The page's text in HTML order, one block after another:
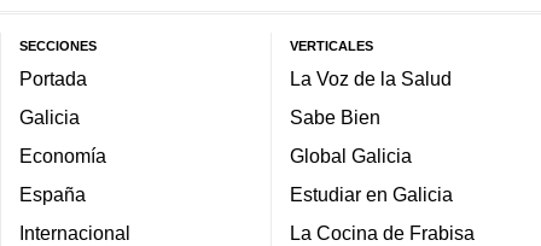
SECCIONES
Portada
Galicia
Economía
España
Internacional
VERTICALES
La Voz de la Salud
Sabe Bien
Global Galicia
Estudiar en Galicia
La Cocina de Frabisa